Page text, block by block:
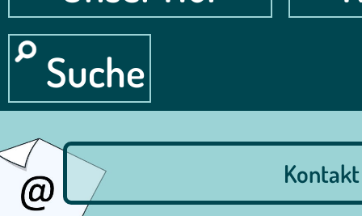
Suche